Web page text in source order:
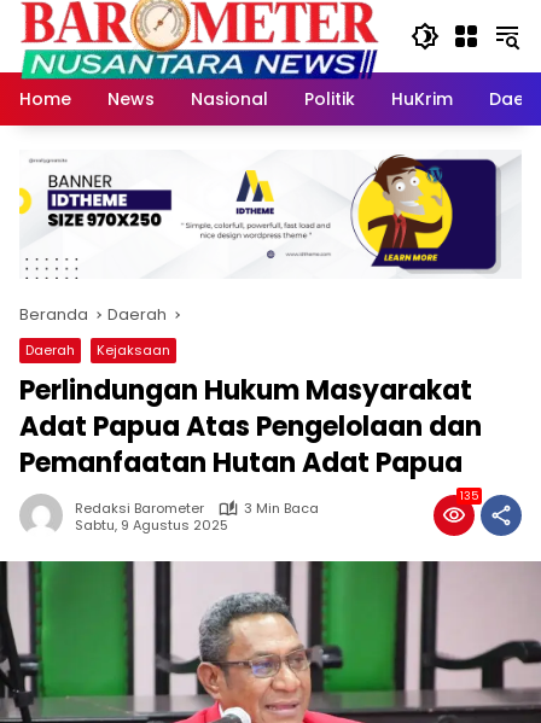
Langsung
konten
Home
News Nasional Politik HuKrim
Beranda Daerah
Daerah Kejaksaan
Perlindungan Hukum Masyarakat
Adat Papua Atas Pengelolaan dan
Pemanfaatan Hutan Adat Papua
Redaksi Barometer
3 Min Baca
Sabtu, 9 Agustus 2025
135